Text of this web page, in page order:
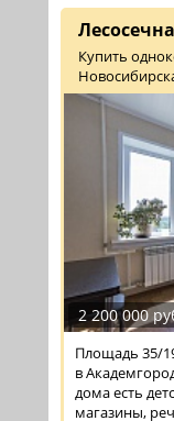
Купить
2 200 000
Площадь 35/
в
дома есть
магазины,